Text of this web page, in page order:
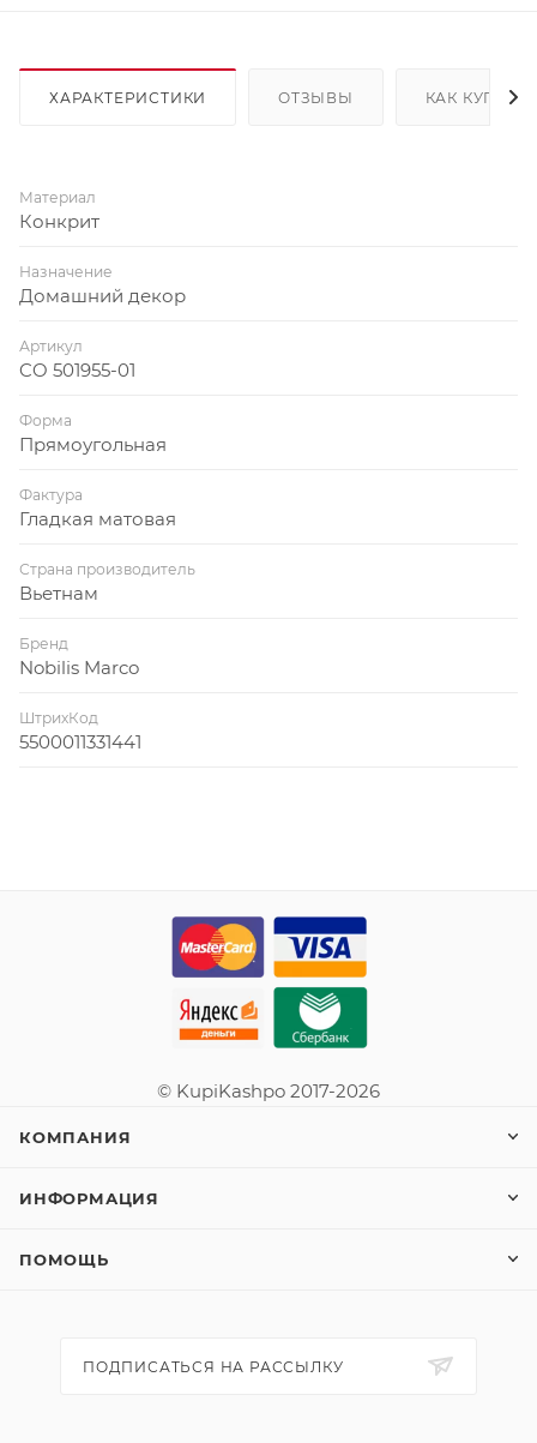
ХАРАКТЕРИСТИКИ ОТЗЫВЫ КАК КУПИТЬ
Материал
Конкрит
Назначение
Домашний декор
Артикул
CO 501955-01
Форма
Прямоугольная
Фактура
Гладкая матовая
Страна производитель
Вьетнам
Бренд
Nobilis Marco
ШтрихКод
5500011331441
© KupiKashpo 2017-2026
КОМПАНИЯ
ИНФОРМАЦИЯ
ПОМОЩЬ
ПОДПИСАТЬСЯ НА РАССЫЛКУ